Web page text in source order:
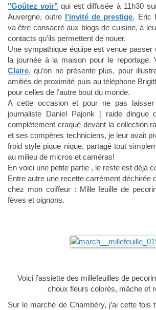
"Goûtez voir" qui est diffusée à 11h30
Auvergne, outre l’invité de prestige, Eric
va être consacré aux blogs de cuisine, à
contacts qu’ils permettent de nouer.
Une sympathique équipe est venue passer
la journée à la maison pour le reportage.
Claire, qu’on ne présente plus, pour
amitiés de proximité puis au téléphone
pour celles de l’autre bout du monde.
A cette occasion et pour ne pas
journaliste Daniel Pajonk [ raide
complètement craqué devant la collection
et ses compères techniciens, je leur avait
froid style pique nique, partagé tout
au milieu de micros et caméras!
En voici une petite partie , le reste est déjà
Entre autre une recette carrément déchirée
chez mon coiffeur : Mille feuille de
fèves et oignons.
Voici l’assiette des millefeuilles de
choux fleurs colorés, mâche et
Sur le marché de Chambéry, j’ai cette fois